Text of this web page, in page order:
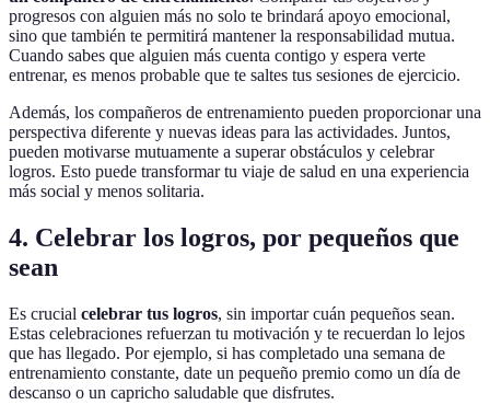
progresos con alguien más no solo te brindará apoyo emocional,
sino que también te permitirá mantener la responsabilidad mutua.
Cuando sabes que alguien más cuenta contigo y espera verte
entrenar, es menos probable que te saltes tus sesiones de ejercicio.
Además, los compañeros de entrenamiento pueden proporcionar una
perspectiva diferente y nuevas ideas para las actividades. Juntos,
pueden motivarse mutuamente a superar obstáculos y celebrar
logros. Esto puede transformar tu viaje de salud en una experiencia
más social y menos solitaria.
4. Celebrar los logros, por pequeños que
sean
Es crucial celebrar tus logros, sin importar cuán pequeños sean.
Estas celebraciones refuerzan tu motivación y te recuerdan lo lejos
que has llegado. Por ejemplo, si has completado una semana de
entrenamiento constante, date un pequeño premio como un día de
descanso o un capricho saludable que disfrutes.